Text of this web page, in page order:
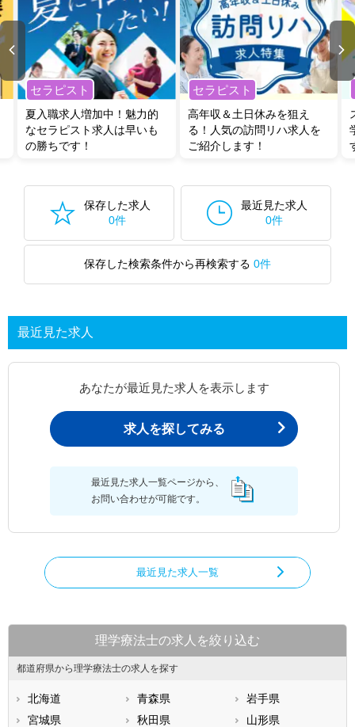
セラピスト
夏入職求人増加中！魅力的
なセラピスト求人は早いも
の勝ちです！
セラピスト
高年収＆土日休みを狙え
る！人気の訪問リハ求人を
ご紹介します！
保存した求人
0件
最近見た求人
0件
保存した検索条件から再検索する 0件
最近見た求人
あなたが最近見た求人を表示します
求人を探してみる
最近見た求人一覧ページから、
お問い合わせが可能です。
最近見た求人一覧
理学療法士の求人を絞り込む
都道府県から理学療法士の求人を探す
北海道 青森県
岩手県
宮城県
秋田県
山形県